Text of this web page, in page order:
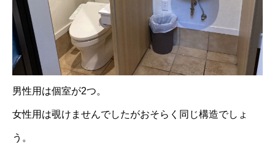
男性用は個室が2つ。
女性用は覗けませんでしたがおそらく同じ構造でしょ
う。